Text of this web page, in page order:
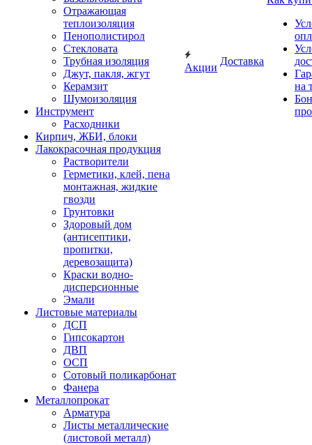
Отражающая
теплоизоляция
Пенополистирол
Стекловата
Трубная изоляция
Джут, пакля, жгут
Керамзит
Шумоизоляция
Инструмент
Расходники
Кирпич, ЖБИ, блоки
Лакокрасочная продукция
Растворители
Герметики, клей, пена
монтажная, жидкие
гвозди
Грунтовки
Здоровый дом
(антисептики,
пропитки,
деревозащита)
Краски водно-
дисперсионные
Эмали
Листовые материалы
ДСП
Гипсокартон
ДВП
ОСП
Сотовый поликарбонат
Фанера
Металлопрокат
Арматура
Листы металлические
(листовой металл)
Акции
Доставка
на